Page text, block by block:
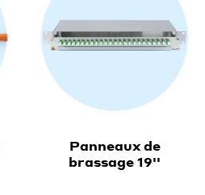
Panneaux de
brassage 19''